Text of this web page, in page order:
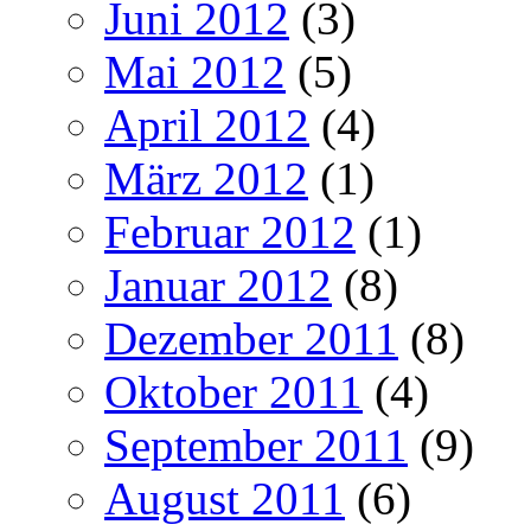
Juni 2012 (3)
Mai 2012 (5)
April 2012 (4)
März 2012 (1)
Februar 2012 (1)
Januar 2012 (8)
Dezember 2011 (8)
Oktober 2011 (4)
September 2011 (9)
August 2011 (6)